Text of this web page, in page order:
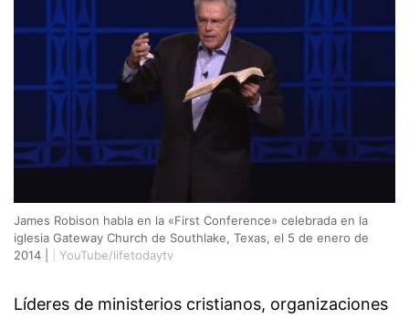
James Robison habla en la «First Conference» celebrada en la
iglesia Gateway Church de Southlake, Texas, el 5 de enero de
2014 |
YouTube/lifetodaytv
Líderes de ministerios cristianos, organizaciones